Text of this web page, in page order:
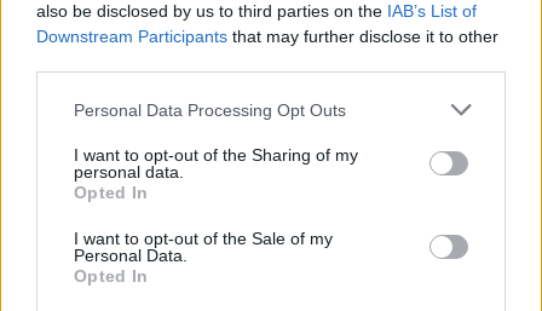
also be disclosed by us to third parties on the IAB’s List of
Downstream Participants that may further disclose it to other
Please note that this website/app uses one or more Google
not limited to your visit or usage behaviour. You may click to
grant or deny consent to Google and its third-party tags to
use your data for below specified purposes in below Google
consent section.
Personal Data Processing Opt Outs
I want to opt-out of the Sharing of my
personal data.
Opted In
I want to opt-out of the Sale of my
Personal Data.
Opted In